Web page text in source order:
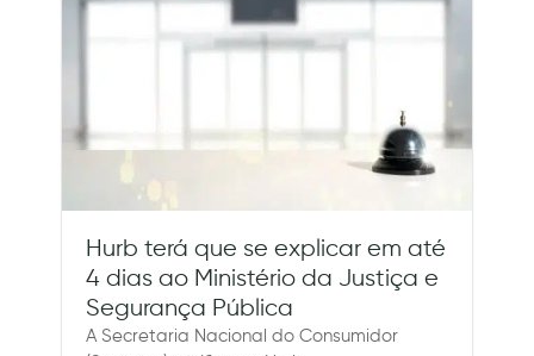
Hurb terá que se explicar em até
4 dias ao Ministério da Justiça e
Segurança Pública
A Secretaria Nacional do Consumidor